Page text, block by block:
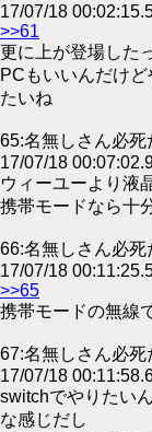
17/07/18
>>61
更に上が登場した
PCもいいんだけ
たいね
65:名無しさん必死
17/07/18
ウィーユーより液
携帯モードなら十
66:名無しさん必死
17/07/18
>>65
携帯モードの無線
67:名無しさん必死
17/07/18
switchでやりたい
な感じだし